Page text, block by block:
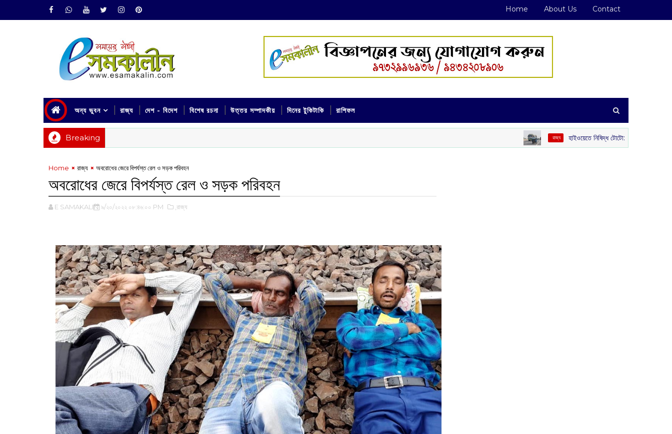
Home About Us Contact
অন্য ভুবন রাজ্য দেশ - বিদেশ বিশেষ রচনা উত্তর সম্পাদকীয় দিনের টুকিটাকি রাশিফল
Breaking হাইওয়েতে নিষিদ্ধ টোটো: দুর্ঘটনা ও যানজট রুখতে কড়া পদক্ষেপ রাজ্য
Home রাজ্য অবরোধের জেরে বিপর্যস্ত রেল ও সড়ক পরিবহন
অবরোধের জেরে বিপর্যস্ত রেল ও সড়ক পরিবহন
E SAMAKALIN ৯/২০/২০২২ ০৮:৪৬:০০ PM ,রাজ্য